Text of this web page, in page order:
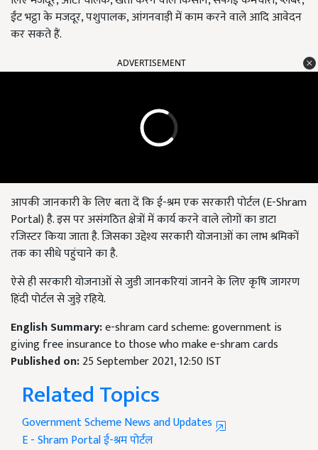
ईंट भट्ठा के मजदूर, पशुपालक, आंगनवाड़ी में काम करने वाले आदि आवेदन
कर सकते हैं.
ADVERTISEMENT
आपकी जानकारी के लिए बता दें कि ई-श्रम एक सरकारी पोर्टल (E-Shram
Portal) है. इस पर असंगठित क्षेत्रों में कार्य करने वाले लोगों का डाटा
रजिस्टर किया जाता है. जिसका उद्देश्य सरकारी योजनाओं का लाभ श्रमिकों
तक का सीधे पहुंचाने का है.
ऐसे ही सरकारी योजनाओं से जुडी जानकरियां जानने के लिए कृषि जागरण
हिंदी पोर्टल से जुड़े रहिये.
English Summary:e-shram card scheme: government is
giving free insurance to those who make e-shram cards
Published on:25 September 2021, 12:50 IST
Related Topics
Government Scheme News and Updates
E - Shram Portalई-श्रम पोर्टल